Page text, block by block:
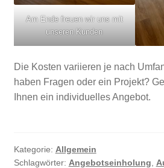
Am Ende freuen wir uns mit
unseren Kunden
Die Kosten variieren je nach
haben Fragen oder ein Projekt?
Ihnen ein individuelles Angebot.
Kategorie: Allgemein
Schlagwörter: Angebotseinholung